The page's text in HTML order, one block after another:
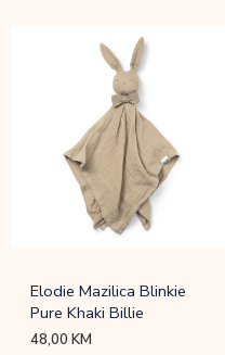
Elodie Mazilica Blinkie
Pure Khaki Billie
48,00KM